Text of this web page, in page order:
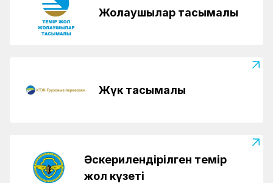
Жолаушылар тасымалы
Жүк тасымалы
Әскерилендірілген темір
жол күзеті